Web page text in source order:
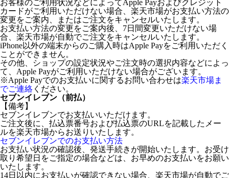
お客様のご利用状況などによってApple Payおよびクレジット
カードがご利用いただけない場合、楽天市場がお支払い方法の
変更をご案内、またはご注文をキャンセルいたします。
お支払い方法の変更をご案内後、7日間変更いただけない場
合、楽天市場が自動でご注文をキャンセルいたします。
iPhone以外の端末からのご購入時はApple Payをご利用いただく
ことができません。
その他、ショップの設定状況やご注文時の選択内容などによっ
て、Apple Payがご利用いただけない場合がございます。
※Apple Payでのお支払いに関するお問い合わせは楽天市場ま
でご連絡 ください。
セブンイレブン（前払）
【備考】
セブンイレブンでお支払いいただけます。
ご注文後に、払込票番号および払込票のURLを記載したメー
ルを楽天市場からお送りいたします。
セブンイレブンでのお支払い方法
お支払い状況の確認後、発送手続きが開始いたします。お受け
取り希望日をご指定の場合などは、お早めのお支払いをお願い
いたします。
14日以内にお支払いが確認できない場合、楽天市場が自動でご